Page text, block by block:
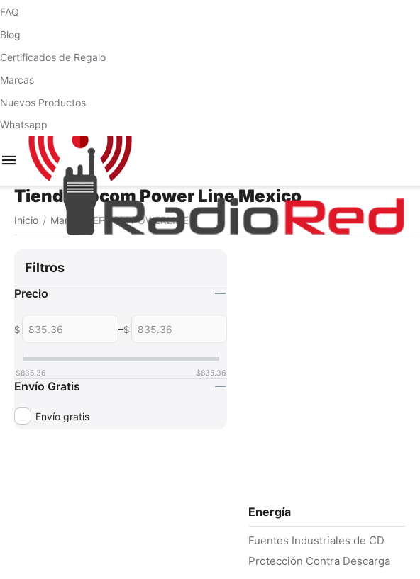
FAQ
Blog
Certificados de Regalo
Marcas
Nuevos Productos
Whatsapp
Tienda Epcom Power Line Mexico
Inicio / Marca EPCOM POWERLINE
Energía
Fuentes Industriales de CD
Protección Contra Descarga
Filtros
Precio
$ –$
$835.36 $835.36
Envío Gratis
Envío gratis